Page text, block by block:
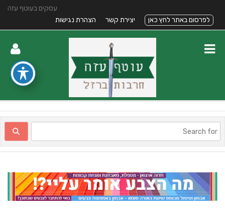
עסקים בעוטף עזה
לפרסום באתר לחץ כאן
יצירת קשר הצהרת נגישות